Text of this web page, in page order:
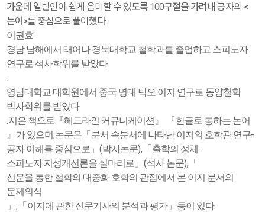
가운데 일반인이 쉽게 음미할 수 있도록 100구절을 가려내 공자의 <
논어>를 중심으로 풀이했다.
이권효:
경남 남해에서 태어나 경북대학교 철학과를 졸업하고 스피노자
연구로 석사학위를 받았다
영남대학교 대학원에서 중국 명대 탁오 이지 연구로 동양철학
박사학위를 받았다
지은 책으로 『헤드라인 커뮤니케이션 』 『한글로 통하는 논어
』 가 있으며,논문은 「 분서·속분서에 나타난 이지의 호학관 연구-
공자 이해를 중심으로 」(박사논문), 「 출학의 정체 -
스피노자 지성개선론을 실마리로 」(석사 논문), 「
신문을 통한 철학의 대중화 호학의 관점에서 본 이지 분서의
문제의식
」, 「 이지에 관한 신문기사의 분석과 평가」 등이 있다.